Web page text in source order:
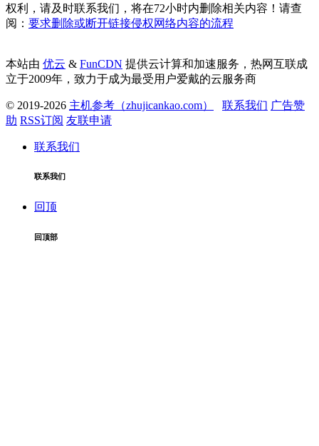
权利，请及时联系我们，将在72小时内删除相关内容！请查
阅： 要求删除或断开链接侵权网络内容的流程
本站由 优云 & FunCDN 提供云计算和加速服务，热网互联成
立于2009年，致力于成为最受用户爱戴的云服务商
© 2019-2026 主机参考（zhujicankao.com） 联系我们 广告赞
助 RSS订阅 友联申请
联系我们
联系我们
回顶
回顶部